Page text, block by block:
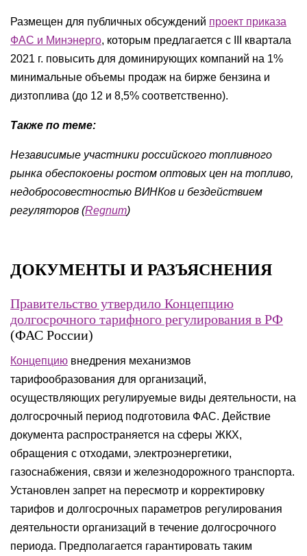
Размещен для публичных обсуждений проект приказа
ФАС и Минэнерго, которым предлагается с III квартала
2021 г. повысить для доминирующих компаний на 1%
минимальные объемы продаж на бирже бензина и
дизтоплива (до 12 и 8,5% соответственно).
Также по теме:
Независимые участники российского топливного
рынка обеспокоены ростом оптовых цен на топливо,
недобросовестностью ВИНКов и бездействием
регуляторов (Regnum)
ДОКУМЕНТЫ И РАЗЪЯСНЕНИЯ
Правительство утвердило Концепцию
долгосрочного тарифного регулирования в РФ
(ФАС России)
Концепцию внедрения механизмов
тарифообразования для организаций,
осуществляющих регулируемые виды деятельности, на
долгосрочный период подготовила ФАС. Действие
документа распространяется на сферы ЖКХ,
обращения с отходами, электроэнергетики,
газоснабжения, связи и железнодорожного транспорта.
Установлен запрет на пересмотр и корректировку
тарифов и долгосрочных параметров регулирования
деятельности организаций в течение долгосрочного
периода. Предполагается гарантировать таким